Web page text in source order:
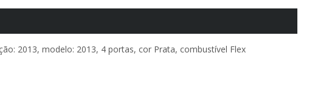
2013, modelo: 2013, 4 portas, cor Prata, combustível Flex